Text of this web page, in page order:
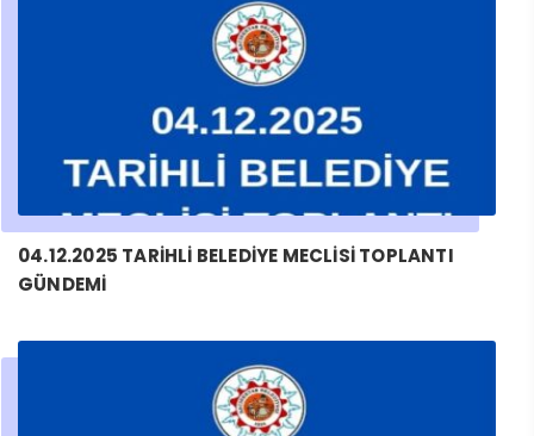
04.12.2025 TARİHLİ BELEDİYE MECLİSİ TOPLANTI
GÜNDEMİ